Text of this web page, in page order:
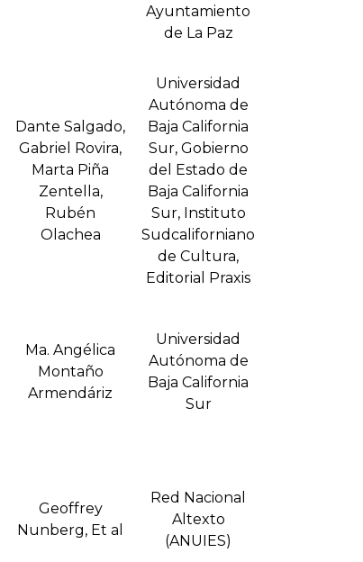
Ayuntamiento
de La Paz
Dante Salgado,
Gabriel Rovira,
Marta Piña
Zentella,
Rubén
Olachea
Universidad
Autónoma de
Baja California
Sur, Gobierno
del Estado de
Baja California
Sur, Instituto
Sudcaliforniano
de Cultura,
Editorial Praxis
Ma. Angélica
Montaño
Armendáriz
Universidad
Autónoma de
Baja California
Sur
Geoffrey
Nunberg, Et al
Red Nacional
Altexto
(ANUIES)